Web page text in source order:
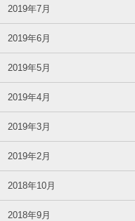
2019年7月
2019年6月
2019年5月
2019年4月
2019年3月
2019年2月
2018年10月
2018年9月